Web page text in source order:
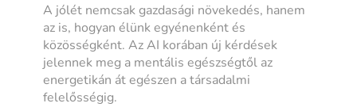
A jólét nemcsak gazdasági növekedés, hanem
az is, hogyan élünk egyénenként és
közösségként. Az AI korában új kérdések
jelennek meg a mentális egészségtől az
energetikán át egészen a társadalmi
felelősségig.